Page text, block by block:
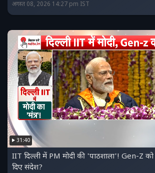
अगस्त 08, 2026 14:27 pm IST
31:40
IIT दिल्ली में PM मोदी की 'पाठशाला'! Gen-Z को
दिए संदेश?